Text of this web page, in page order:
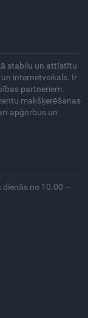
stabilu un attīstītu
internetveikals. Ir
partneriem.
makšķerēšanas
apģērbus un
no 10.00 –